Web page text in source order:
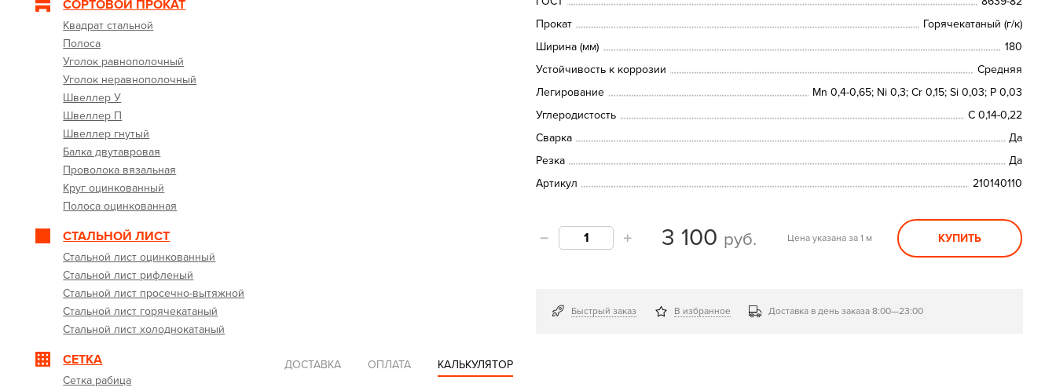
СОРТОВОЙ ПРОКАТ
Квадрат стальной
Полоса
Уголок равнополочный
Уголок неравнополочный
Швеллер У
Швеллер П
Швеллер гнутый
Балка двутавровая
Проволока вязальная
Круг оцинкованный
Полоса оцинкованная
СТАЛЬНОЙ ЛИСТ
Стальной лист оцинкованный
Стальной лист рифленый
Стальной лист просечно-вытяжной
Стальной лист горячекатаный
Стальной лист холоднокатаный
СЕТКА
Сетка рабица
Прокат
Горячекатаный (г/к)
Ширина (мм)
180
Устойчивость к коррозии
Средняя
Легирование
Mn 0,4-0,65; Ni 0,3; Cr 0,15; Si 0,03; P 0,03
Углеродистость
С 0,14-0,22
Сварка
Да
Резка
Да
Артикул
210140110
3 100 руб. Цена указана за 1 м КУПИТЬ
Быстрый заказ В избранное Доставка в день заказа 8:00—23:00
ДОСТАВКА ОПЛАТА КАЛЬКУЛЯТОР